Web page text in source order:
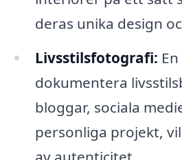
deras unika design
Livsstilsfotografi:
dokumentera
bloggar, sociala
personliga projekt,